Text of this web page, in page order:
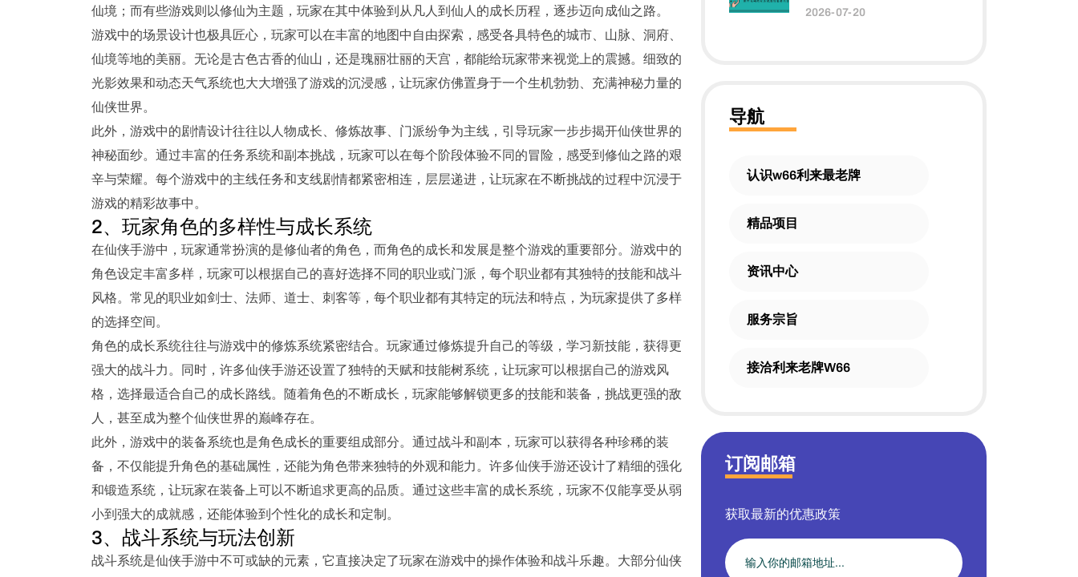
仙境；而有些游戏则以修仙为主题，玩家在其中体验到从凡人到仙人的成长历程，逐步迈向成仙之路。
游戏中的场景设计也极具匠心，玩家可以在丰富的地图中自由探索，感受各具特色的城市、山脉、洞府、
仙境等地的美丽。无论是古色古香的仙山，还是瑰丽壮丽的天宫，都能给玩家带来视觉上的震撼。细致的
光影效果和动态天气系统也大大增强了游戏的沉浸感，让玩家仿佛置身于一个生机勃勃、充满神秘力量的
仙侠世界。
此外，游戏中的剧情设计往往以人物成长、修炼故事、门派纷争为主线，引导玩家一步步揭开仙侠世界的
神秘面纱。通过丰富的任务系统和副本挑战，玩家可以在每个阶段体验不同的冒险，感受到修仙之路的艰
辛与荣耀。每个游戏中的主线任务和支线剧情都紧密相连，层层递进，让玩家在不断挑战的过程中沉浸于
游戏的精彩故事中。
2、玩家角色的多样性与成长系统
在仙侠手游中，玩家通常扮演的是修仙者的角色，而角色的成长和发展是整个游戏的重要部分。游戏中的
角色设定丰富多样，玩家可以根据自己的喜好选择不同的职业或门派，每个职业都有其独特的技能和战斗
风格。常见的职业如剑士、法师、道士、刺客等，每个职业都有其特定的玩法和特点，为玩家提供了多样
的选择空间。
角色的成长系统往往与游戏中的修炼系统紧密结合。玩家通过修炼提升自己的等级，学习新技能，获得更
强大的战斗力。同时，许多仙侠手游还设置了独特的天赋和技能树系统，让玩家可以根据自己的游戏风
格，选择最适合自己的成长路线。随着角色的不断成长，玩家能够解锁更多的技能和装备，挑战更强的敌
人，甚至成为整个仙侠世界的巅峰存在。
此外，游戏中的装备系统也是角色成长的重要组成部分。通过战斗和副本，玩家可以获得各种珍稀的装
备，不仅能提升角色的基础属性，还能为角色带来独特的外观和能力。许多仙侠手游还设计了精细的强化
和锻造系统，让玩家在装备上可以不断追求更高的品质。通过这些丰富的成长系统，玩家不仅能享受从弱
小到强大的成就感，还能体验到个性化的成长和定制。
3、战斗系统与玩法创新
战斗系统是仙侠手游中不可或缺的元素，它直接决定了玩家在游戏中的操作体验和战斗乐趣。大部分仙侠
2026-07-20
导航
认识w66利来最老牌
精品项目
资讯中心
服务宗旨
接洽利来老牌W66
订阅邮箱
获取最新的优惠政策